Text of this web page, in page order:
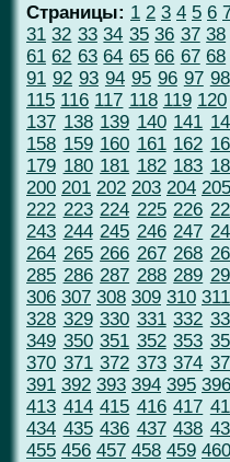
Страницы: 1 2 3 4 5 6
31 32 33 34 35 36 37 38
61 62 63 64 65 66 67 68
91 92 93 94 95 96 97 98
115 116 117 118 119 120
137 138 139 140 141
158 159 160 161 162
179 180 181 182 183
200 201 202 203 204 205
222 223 224 225 226
243 244 245 246 247
264 265 266 267 268
285 286 287 288 289
306 307 308 309 310 311
328 329 330 331 332
349 350 351 352 353
370 371 372 373 374
391 392 393 394 395 396
413 414 415 416 417
434 435 436 437 438
455 456 457 458 459 460